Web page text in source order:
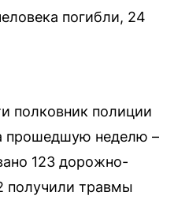
погибли, 24
полковник полиции
прошедшую неделю –
123 дорожно-
получили травмы